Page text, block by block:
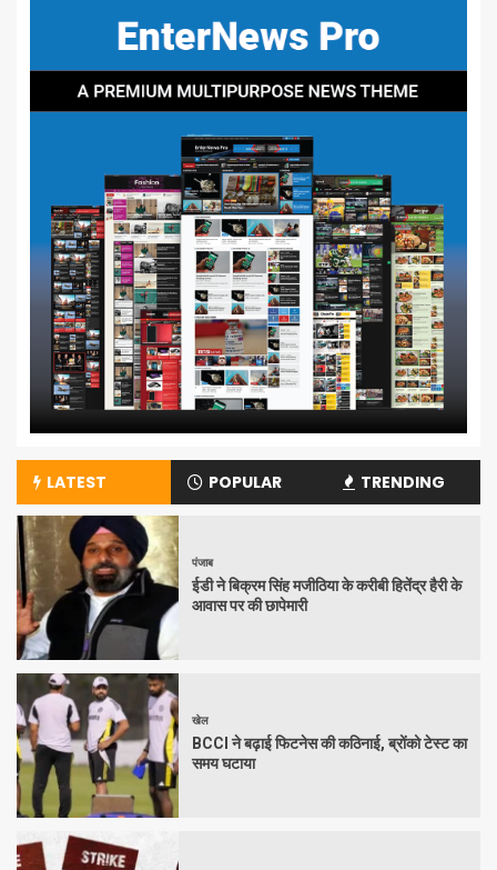
LATEST POPULAR TRENDING
पंजाब
ईडी ने बिक्रम सिंह मजीठिया के करीबी हितेंद्र हैरी के
आवास पर की छापेमारी
खेल
BCCI ने बढ़ाई फिटनेस की कठिनाई, ब्रोंको टेस्ट का
समय घटाया